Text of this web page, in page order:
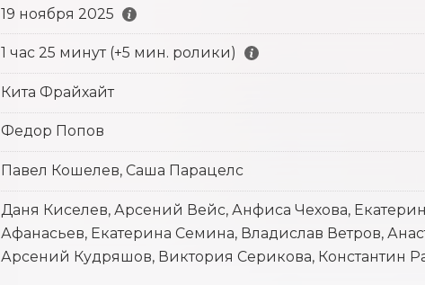
19 ноября 2025
1 час 25 минут (+5 мин. ролики)
Кита Фрайхайт
Федор Попов
Павел Кошелев, Саша Парацелс
Даня Киселев, Арсений Вейс, Анфиса Чехова,
Афанасьев, Екатерина Семина, Владислав Ветров,
Арсений Кудряшов, Виктория Серикова, Константин